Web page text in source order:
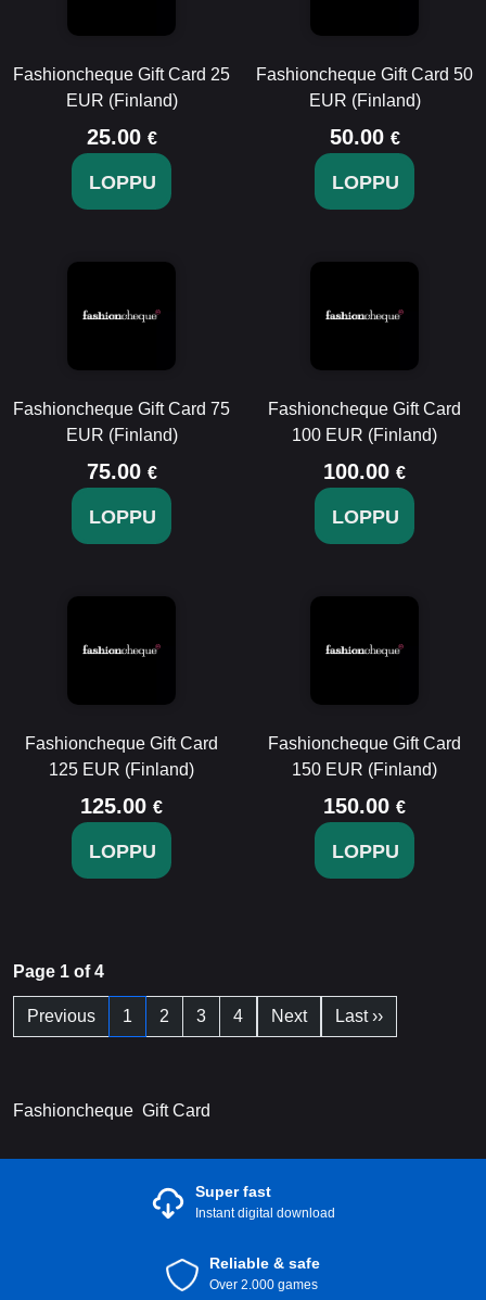
Fashioncheque Gift Card 25
EUR (Finland)
25.00 €
LOPPU
Fashioncheque Gift Card 50
EUR (Finland)
50.00 €
LOPPU
Fashioncheque Gift Card 75
EUR (Finland)
75.00 €
LOPPU
Fashioncheque Gift Card
100 EUR (Finland)
100.00 €
LOPPU
Fashioncheque Gift Card
125 EUR (Finland)
125.00 €
LOPPU
Fashioncheque Gift Card
150 EUR (Finland)
150.00 €
LOPPU
Page 1 of 4
Previous 1 2 3 4 Next Last ››
Fashioncheque Gift Card
Super fast
Instant digital download
Reliable & safe
Over 2.000 games